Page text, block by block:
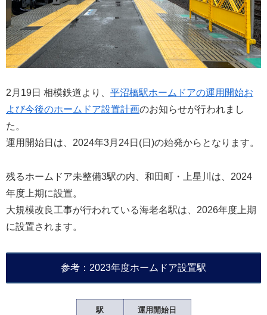
2月19日 相模鉄道より、 平沼橋駅ホームドアの運用開始お
よび今後のホームドア設置計画のお知らせが行われまし
た。
運用開始日は、2024年3月24日(日)の始発からとなります。
残るホームドア未整備3駅の内、和田町・上星川は、2024
年度上期に設置。
大規模改良工事が行われている海老名駅は、2026年度上期
に設置されます。
参考：2023年度ホームドア設置駅
駅 運用開始日